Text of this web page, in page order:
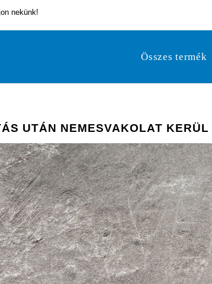
nekünk!
Összes termék
UTÁN NEMESVAKOLAT